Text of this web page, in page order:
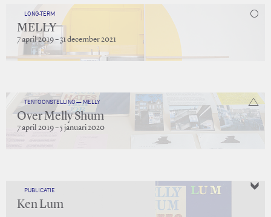
LONG-TERM
MELLY
7 april 2019 – 31 december 2021
TENTOONSTELLING — MELLY
Over Melly Shum
7 april 2019 – 5 januari 2020
PUBLICATIE
Ken Lum